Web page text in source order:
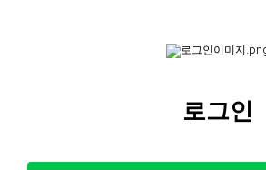
로그인